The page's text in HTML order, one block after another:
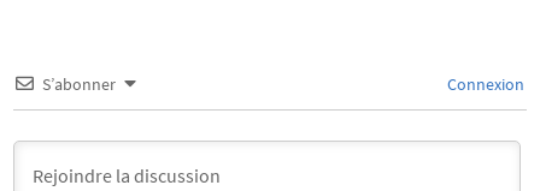
S’abonner Connexion